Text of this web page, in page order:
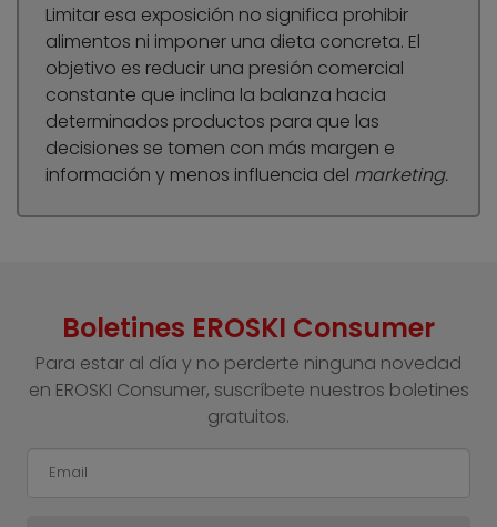
Limitar esa exposición no significa prohibir
alimentos ni imponer una dieta concreta. El
objetivo es reducir una presión comercial
constante que inclina la balanza hacia
determinados productos para que las
decisiones se tomen con más margen e
información y menos influencia del marketing.
Boletines EROSKI Consumer
Para estar al día y no perderte ninguna novedad
en EROSKI Consumer, suscríbete nuestros boletines
gratuitos.